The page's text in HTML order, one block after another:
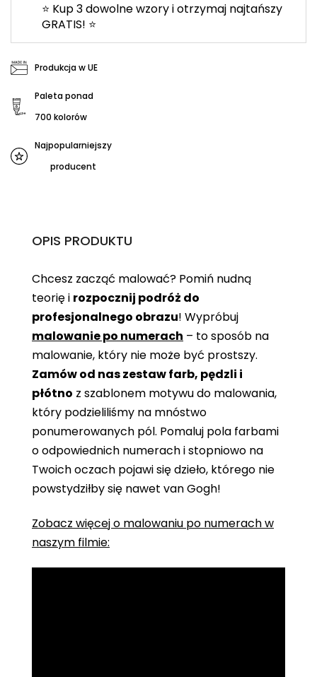
⭐ Kup 3 dowolne wzory i otrzymaj najtańszy
GRATIS! ⭐
Produkcja w UE
Paleta ponad
700 kolorów
Najpopularniejszy
producent
OPIS PRODUKTU
Chcesz zacząć malować? Pomiń nudną
teorię i rozpocznij podróż do
profesjonalnego obrazu! Wypróbuj
malowanie po numerach – to sposób na
malowanie, który nie może być prostszy.
Zamów od nas zestaw farb, pędzli i
płótno z szablonem motywu do malowania,
który podzieliliśmy na mnóstwo
ponumerowanych pól. Pomaluj pola farbami
o odpowiednich numerach i stopniowo na
Twoich oczach pojawi się dzieło, którego nie
powstydziłby się nawet van Gogh!
Zobacz więcej o malowaniu po numerach w
naszym filmie: